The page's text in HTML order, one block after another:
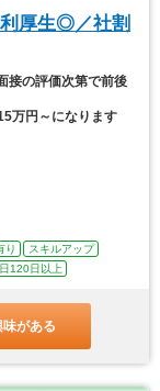
利厚生◎／社割
接の評価次第で前後
万円～になります
り
スキルアップ
120日以上
がある